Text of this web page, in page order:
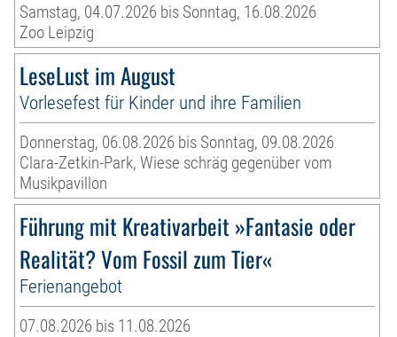
Samstag, 04.07.2026 bis Sonntag, 16.08.2026
Zoo Leipzig
LeseLust im August
Vorlesefest für Kinder und ihre Familien
Donnerstag, 06.08.2026 bis Sonntag, 09.08.2026
Clara-Zetkin-Park, Wiese schräg gegenüber vom
Musikpavillon
Führung mit Kreativarbeit »Fantasie oder
Realität? Vom Fossil zum Tier«
Ferienangebot
07.08.2026 bis 11.08.2026